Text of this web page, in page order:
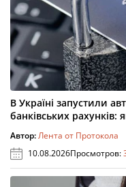
В Україні запустили
банківських рахунків:
Автор:Лента от Протокола
10.08.2026Просмотров: